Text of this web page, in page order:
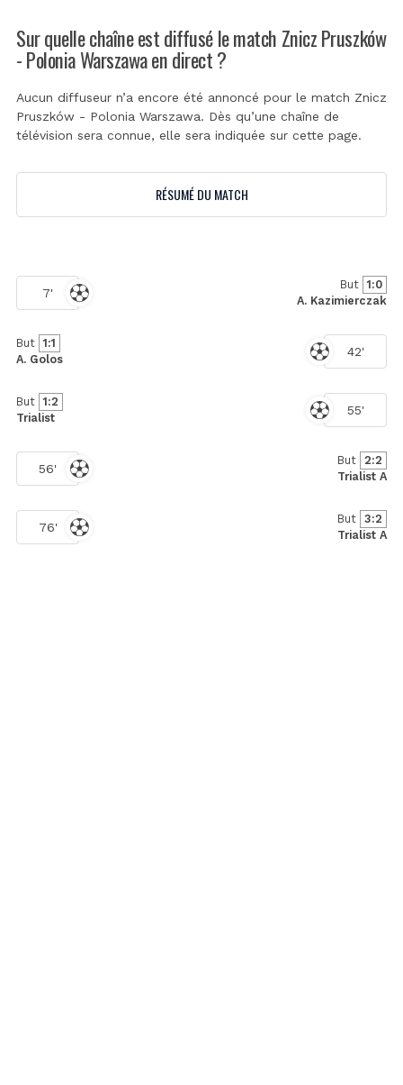
Sur quelle chaîne est diffusé le match Znicz Pruszków
- Polonia Warszawa en direct ?
Aucun diffuseur n’a encore été annoncé pour le match Znicz
Pruszków - Polonia Warszawa. Dès qu’une chaîne de
télévision sera connue, elle sera indiquée sur cette page.
RÉSUMÉ DU MATCH
7'
But 1:0
A. Kazimierczak
42'
But 1:1
A. Golos
55'
But 1:2
Trialist
56'
But 2:2
Trialist A
76'
But 3:2
Trialist A